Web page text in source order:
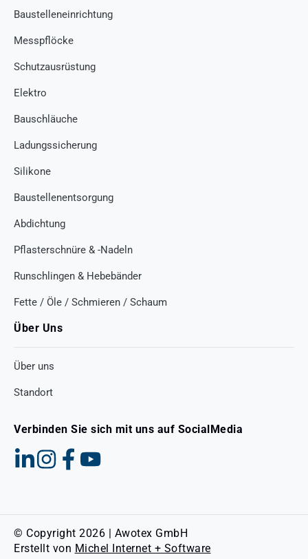
Baustelleneinrichtung
Messpflöcke
Schutzausrüstung
Elektro
Bauschläuche
Ladungssicherung
Silikone
Baustellenentsorgung
Abdichtung
Pflasterschnüre & -Nadeln
Runschlingen & Hebebänder
Fette / Öle / Schmieren / Schaum
Über Uns
Über uns
Standort
Verbinden Sie sich mit uns auf SocialMedia
© Copyright 2026 | Awotex GmbH
Erstellt von Michel Internet + Software